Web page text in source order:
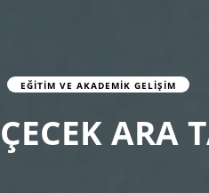
EĞITIM VE AKADEMIK GELIŞIM
ARA